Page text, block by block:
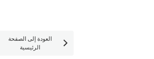

العودة إلى الصفحة
الرئيسية